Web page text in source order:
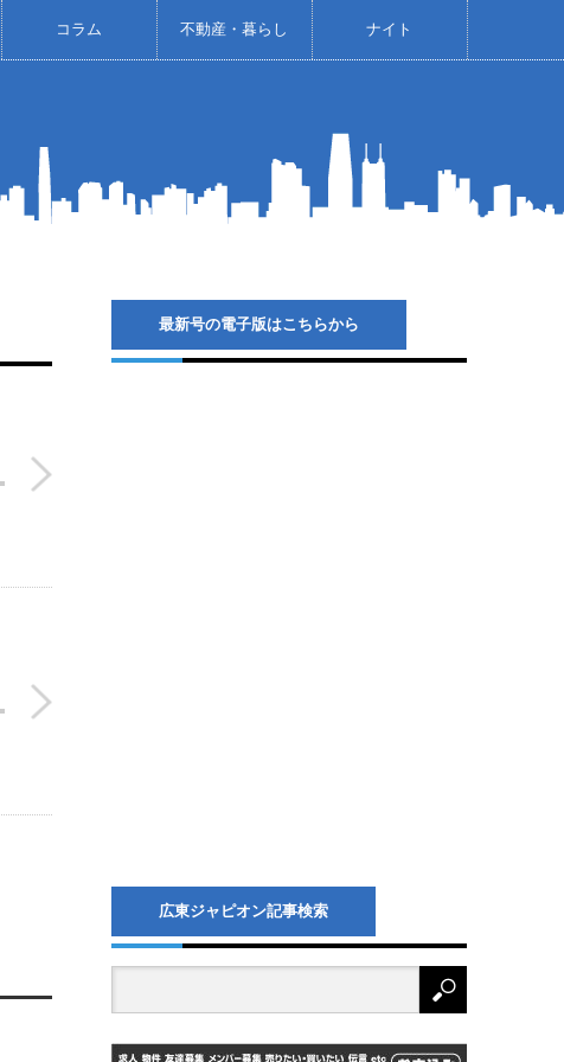
コラム 不動産・暮らし ナイト
最新号の電子版はこちらから
広東ジャピオン記事検索